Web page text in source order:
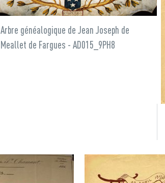
Arbre généalogique de Jean Joseph de
Meallet de Fargues - AD015_9PH8